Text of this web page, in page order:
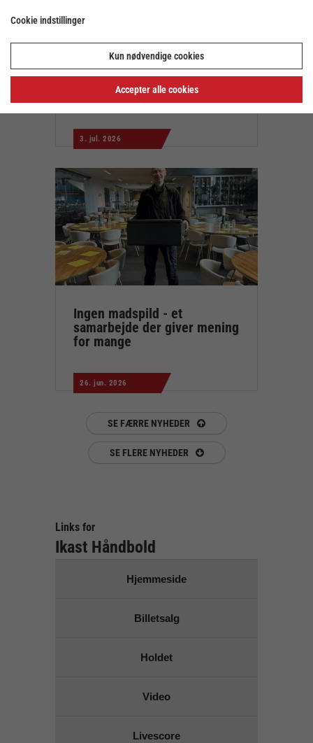
Holdet bag holdet: Vores
husfotograf Frederik Dahl
aka. Hamistolen
3. jul. 2026
Ingen madspild - et
samarbejde der giver mening
for mange
26. jun. 2026
SE FÆRRE NYHEDER
SE FLERE NYHEDER
Links for
Ikast Håndbold
Hjemmeside
Billetsalg
Holdet
Video
Livescore
Cookie indstillinger
Kun nødvendige cookies
Accepter alle cookies